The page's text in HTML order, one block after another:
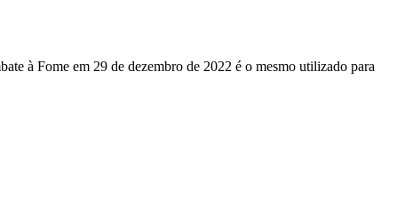
à Fome em 29 de dezembro de 2022 é o mesmo utilizado para